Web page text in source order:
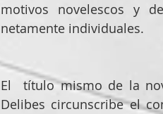
motivos novelescos y
netamente individuales.
El  título mismo de la
Delibes circunscribe el